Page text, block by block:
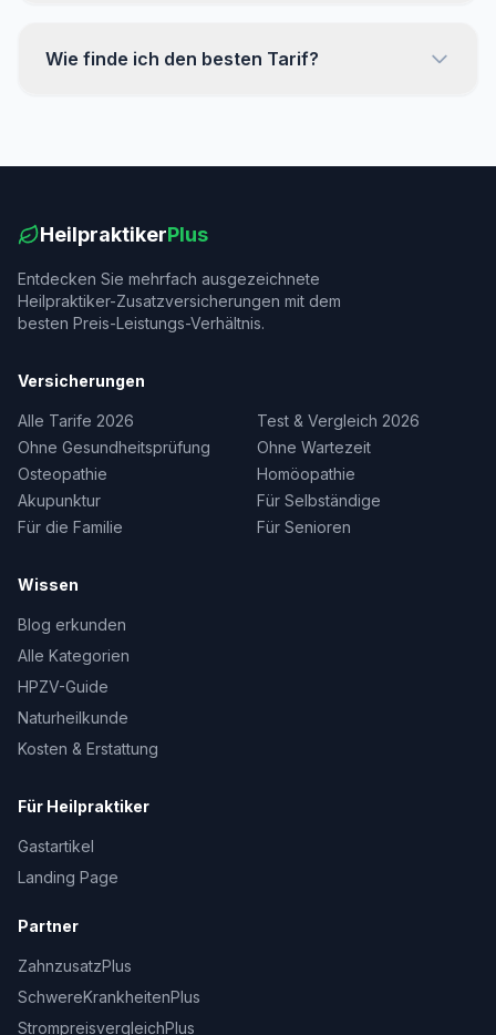
Wie finde ich den besten Tarif?
HeilpraktikerPlus
Entdecken Sie mehrfach ausgezeichnete
Heilpraktiker-Zusatzversicherungen mit dem
besten Preis-Leistungs-Verhältnis.
Versicherungen
Alle Tarife 2026
Test & Vergleich 2026
Ohne Gesundheitsprüfung
Ohne Wartezeit
Osteopathie
Homöopathie
Akupunktur
Für Selbständige
Für die Familie
Für Senioren
Wissen
Blog erkunden
Alle Kategorien
HPZV-Guide
Naturheilkunde
Kosten & Erstattung
Für Heilpraktiker
Gastartikel
Landing Page
Partner
ZahnzusatzPlus
SchwereKrankheitenPlus
StrompreisvergleichPlus